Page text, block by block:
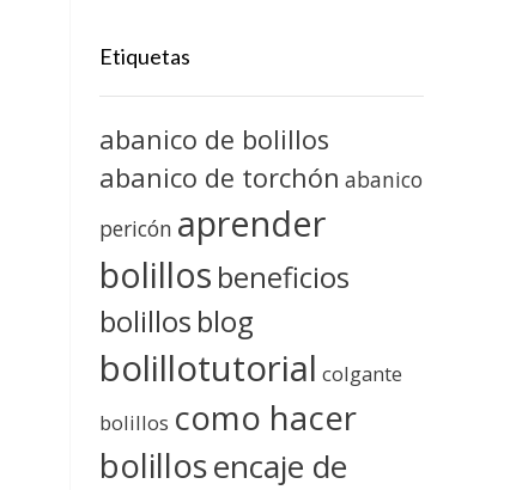
Etiquetas
abanico de bolillos
abanico de torchón abanico
pericón aprender
bolillos beneficios
bolillos blog
bolillotutorial colgante
bolillos como hacer
bolillosencaje de